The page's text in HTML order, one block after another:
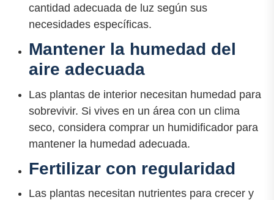
cantidad adecuada de luz según sus
necesidades específicas.
Mantener la humedad del
aire adecuada
Las plantas de interior necesitan humedad para
sobrevivir. Si vives en un área con un clima
seco, considera comprar un humidificador para
mantener la humedad adecuada.
Fertilizar con regularidad
Las plantas necesitan nutrientes para crecer y